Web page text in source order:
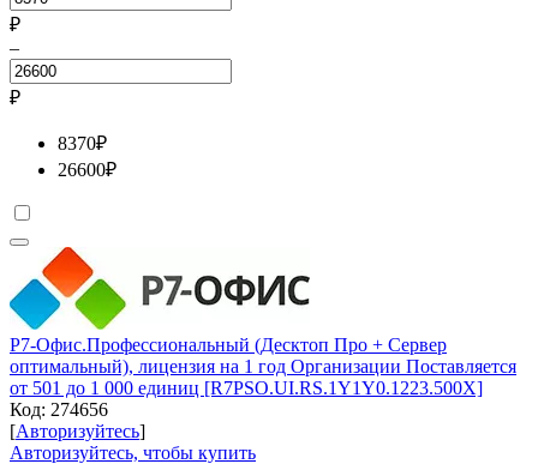
₽
–
₽
8370₽
26600₽
Р7-Офис.Профессиональный (Десктоп Про + Сервер
оптимальный), лицензия на 1 год Организации Поставляется
от 501 до 1 000 единиц [R7PSO.UI.RS.1Y1Y0.1223.500X]
Код: 274656
[Авторизуйтесь]
Авторизуйтесь, чтобы купить